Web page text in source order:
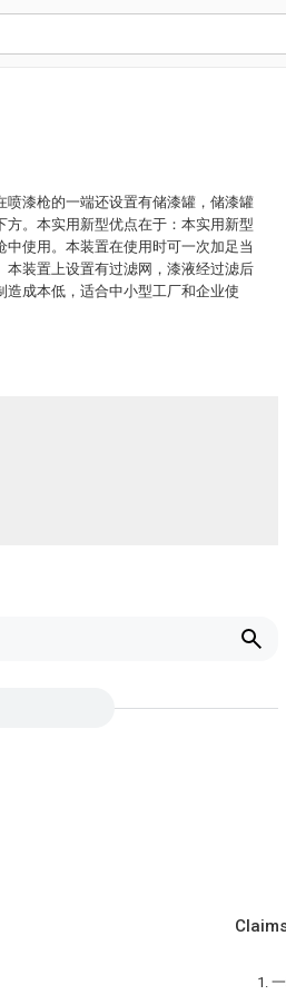
漆枪的一端还设置有储漆罐，储漆罐
。本实用新型优点在于：本实用新型
使用。本装置在使用时可一次加足当
装置上设置有过滤网，漆液经过滤后
成本低，适合中小型工厂和企业使
1.